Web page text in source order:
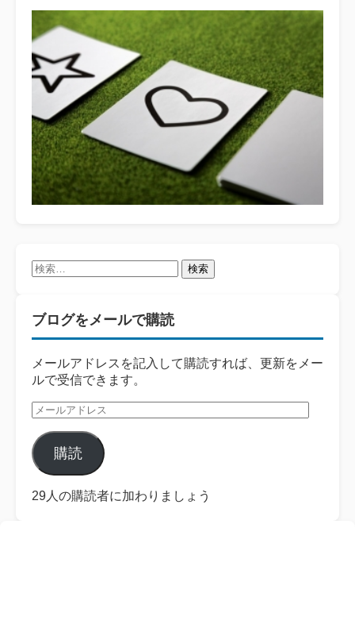
検
ブログをメールで購読
メールアドレスを記入して購読すれば、更新をメー
ルで受信できます。
メ
ル
ア
ド
レ
購読
29人の購読者に加わりましょう